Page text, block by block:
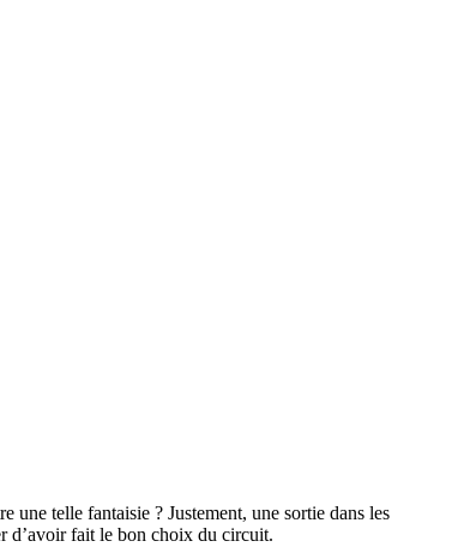
une telle fantaisie ? Justement, une sortie dans les
d’avoir fait le bon choix du circuit.